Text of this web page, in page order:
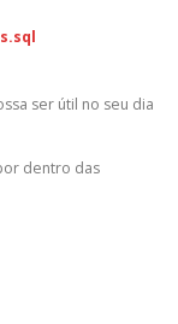
ser útil no seu dia
dentro das